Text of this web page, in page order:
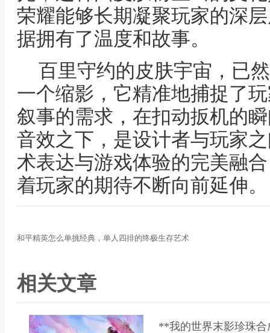
荣耀能够长期凝聚玩家的深
据拥有了温度和故事。
百里守约的皮肤宇宙，已
一个缩影，它精准地捕捉了
叙事的需求，在扣动扳机的
音效之下，是设计者与玩家
术表达与游戏体验的完美融
着玩家的期待不断向前延伸。
和平精英怎么单挑经典，单人四排的终极生存艺术
相关文章
**我的世界末影珍珠